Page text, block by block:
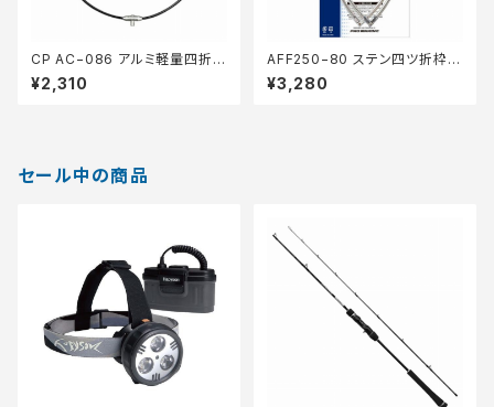
CP AC−086 アルミ軽量四折玉
枠45BK
¥2,310
AFF250−80 ステン四ツ折枠 8
0ｃm
¥3,280
セール中の商品